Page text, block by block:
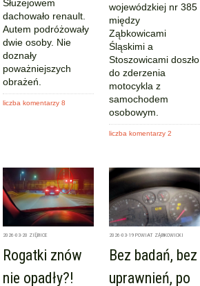
Służejowem
dachowało renault.
Autem podróżowały
dwie osoby. Nie
doznały
poważniejszych
obrażeń.
liczba komentarzy 8
wojewódzkiej nr 385
między
Ząbkowicami
Śląskimi a
Stoszowicami doszło
do zderzenia
motocykla z
samochodem
osobowym.
liczba komentarzy 2
2026-03-20 ZIĘBICE
Rogatki znów
nie opadły?!
2026-03-19 POWIAT ZĄBKOWICKI
Bez badań, bez
uprawnień, po